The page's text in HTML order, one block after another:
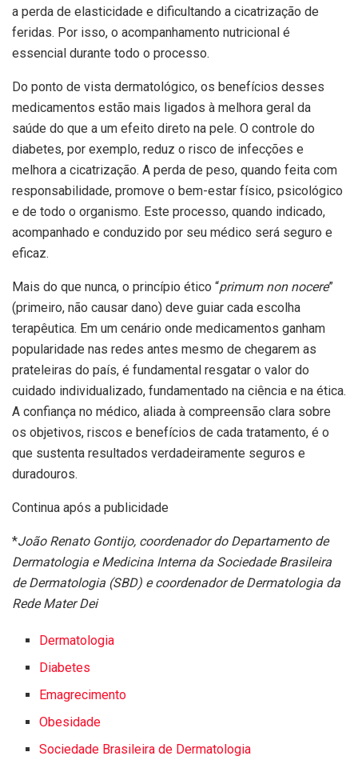
a perda de elasticidade e dificultando a cicatrização de
feridas. Por isso, o acompanhamento nutricional é
essencial durante todo o processo.
Do ponto de vista dermatológico, os benefícios desses
medicamentos estão mais ligados à melhora geral da
saúde do que a um efeito direto na pele. O controle do
diabetes, por exemplo, reduz o risco de infecções e
melhora a cicatrização. A perda de peso, quando feita com
responsabilidade, promove o bem-estar físico, psicológico
e de todo o organismo. Este processo, quando indicado,
acompanhado e conduzido por seu médico será seguro e
eficaz.
Mais do que nunca, o princípio ético “primum non nocere”
(primeiro, não causar dano) deve guiar cada escolha
terapêutica. Em um cenário onde medicamentos ganham
popularidade nas redes antes mesmo de chegarem as
prateleiras do país, é fundamental resgatar o valor do
cuidado individualizado, fundamentado na ciência e na ética.
A confiança no médico, aliada à compreensão clara sobre
os objetivos, riscos e benefícios de cada tratamento, é o
que sustenta resultados verdadeiramente seguros e
duradouros.
Continua após a publicidade
*João Renato Gontijo, coordenador do Departamento de
Dermatologia e Medicina Interna da Sociedade Brasileira
de Dermatologia (SBD) e coordenador de Dermatologia da
Rede Mater Dei
Dermatologia
Diabetes
Emagrecimento
Obesidade
Sociedade Brasileira de Dermatologia